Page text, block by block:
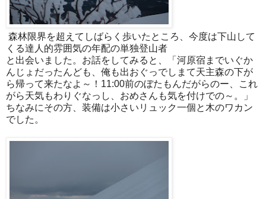
森林限界を超えてしばらく歩いたところ、今度は下山して
くる達人的雰囲気の年配の単独登山者
と出会いました。お話をしてみると、「河原宿までいぐか
んじょだったんども、俺も出おぐっでしまて天主森の下が
ら帰って来たなよ～！11:00前のぼたもんだがらのー、これ
がら天気もわりぐなっし、おめさんも気を付けでの～。」
ちなみにその方、装備は小さいリュック一個と木のワカン
でした。